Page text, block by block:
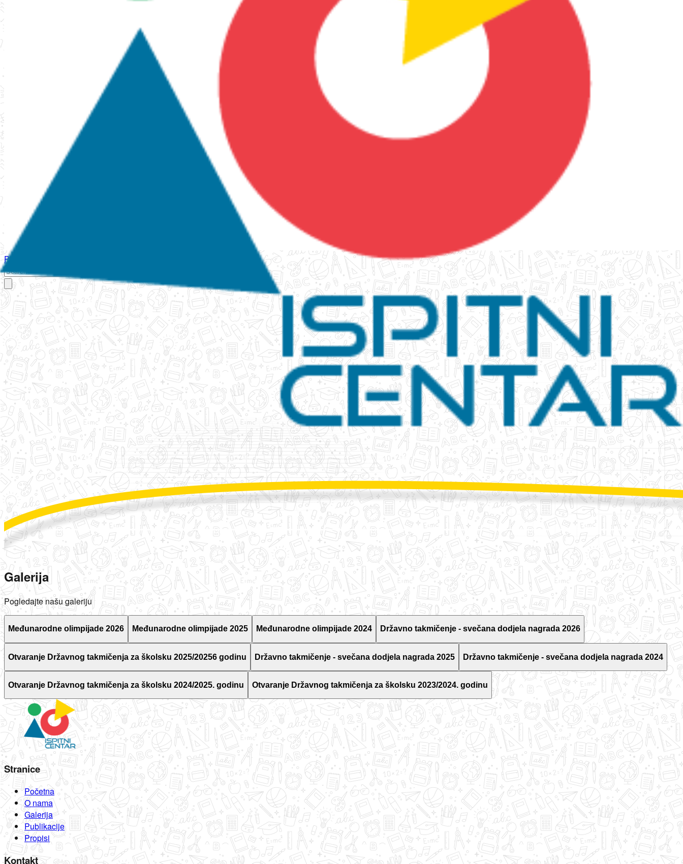
Početna
Galerija
Pogledajte našu galeriju
Međunarodne olimpijade 2026 Međunarodne olimpijade 2025 Međunarodne olimpijade 2024 Državno takmičenje - svečana dodjela nagrada 2026
Otvaranje Državnog takmičenja za školsku 2025/20256 godinu Državno takmičenje - svečana dodjela nagrada 2025 Državno takmičenje - svečana dodjela nagrada 2024
Otvaranje Državnog takmičenja za školsku 2024/2025. godinu Otvaranje Državnog takmičenja za školsku 2023/2024. godinu
Stranice
Početna
O nama
Galerija
Publikacije
Propisi
Kontakt